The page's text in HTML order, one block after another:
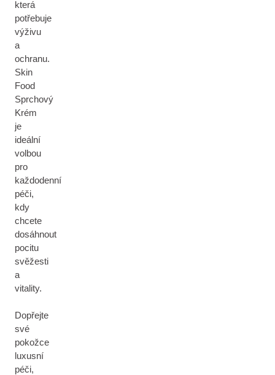
která
potřebuje
výživu
a
ochranu.
Skin
Food
Sprchový
Krém
je
ideální
volbou
pro
každodenní
péči,
kdy
chcete
dosáhnout
pocitu
svěžesti
a
vitality.
Dopřejte
své
pokožce
luxusní
péči,